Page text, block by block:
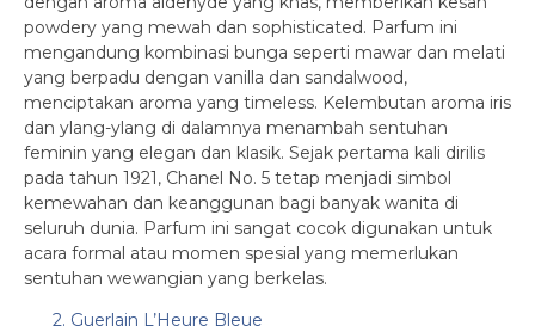
powdery yang mewah dan sophisticated. Parfum ini
mengandung kombinasi bunga seperti mawar dan melati
yang berpadu dengan vanilla dan sandalwood,
menciptakan aroma yang timeless. Kelembutan aroma iris
dan ylang-ylang di dalamnya menambah sentuhan
feminin yang elegan dan klasik. Sejak pertama kali dirilis
pada tahun 1921, Chanel No. 5 tetap menjadi simbol
kemewahan dan keanggunan bagi banyak wanita di
seluruh dunia. Parfum ini sangat cocok digunakan untuk
acara formal atau momen spesial yang memerlukan
sentuhan wewangian yang berkelas.
2. Guerlain L’Heure Bleue